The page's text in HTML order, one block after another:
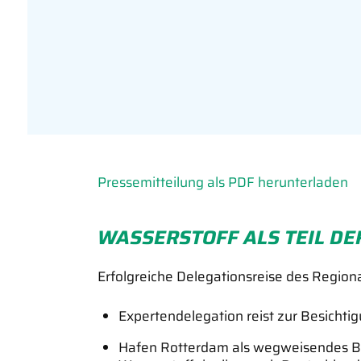
Pressemitteilung als PDF herunterladen
WASSERSTOFF ALS TEIL
Erfolgreiche Delegationsreise des
Expertendelegation reist zur
Hafen Rotterdam als wegweisendes